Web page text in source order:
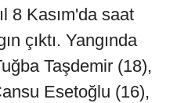
8 Kasım'da saat
çıktı. Yangında
Taşdemir (18),
Esetoğlu (16),